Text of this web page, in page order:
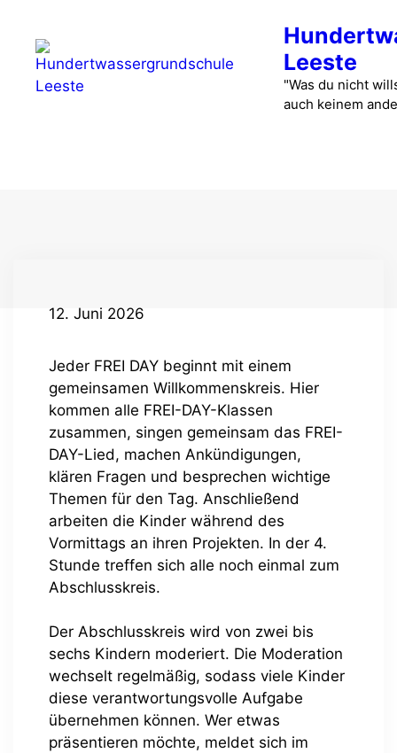
springen
Leeste
"Was du nicht
auch keinem
12. Juni 2026
Jeder FREI DAY beginnt mit einem
gemeinsamen Willkommenskreis. Hier
kommen alle FREI-DAY-Klassen
zusammen, singen gemeinsam das FREI-
DAY-Lied, machen Ankündigungen,
klären Fragen und besprechen wichtige
Themen für den Tag. Anschließend
arbeiten die Kinder während des
Vormittags an ihren Projekten. In der 4.
Stunde treffen sich alle noch einmal zum
Abschlusskreis.
Der Abschlusskreis wird von zwei bis
sechs Kindern moderiert. Die Moderation
wechselt regelmäßig, sodass viele Kinder
diese verantwortungsvolle Aufgabe
übernehmen können. Wer etwas
präsentieren möchte, meldet sich im